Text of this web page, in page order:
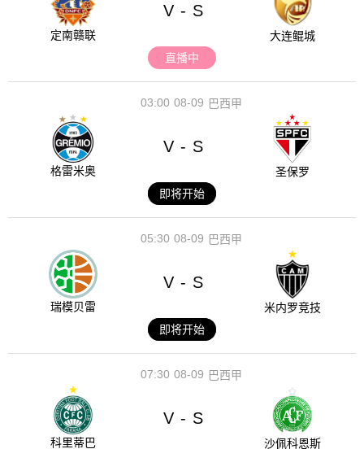
定南赣联
V - S
大连鲲城
直播中
08-09
03:00 巴西甲
格雷米奥
V - S
圣保罗
即将开始
08-09
05:30 巴西甲
瑞模贝雷
V - S
米内罗竞技
即将开始
08-09
07:30 巴西甲
科里蒂巴
V - S
沙佩科恩斯